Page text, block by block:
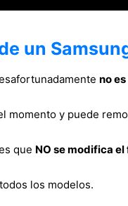
un
no
momento y puede
que NO se modifica
los modelos.